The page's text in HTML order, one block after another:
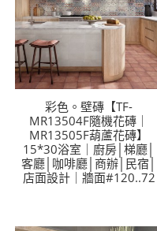
彩色。壁磚【TF-
MR13504F隨機花磚｜
MR13505F葫蘆花磚】
15*30浴室｜廚房│梯廳│
客廳│咖啡廳│商辦│民宿│
店面設計｜牆面#120..72